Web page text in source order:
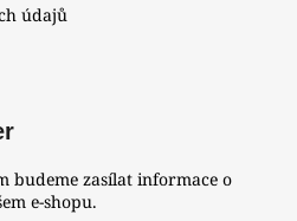
údajů
budeme zasílat informace o
e-shopu.